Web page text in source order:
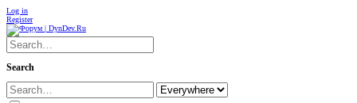
Log in
Register
Search